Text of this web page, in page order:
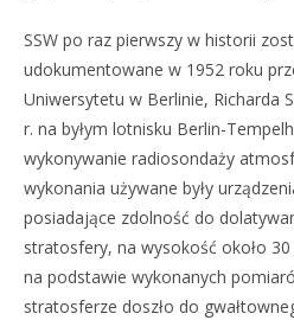
SSW po raz pierwszy w historii
udokumentowane w 1952 roku
Uniwersytetu w Berlinie, Richarda
r. na byłym lotnisku Berlin-
wykonywanie radiosondaży
wykonania używane były
posiadające zdolność do
stratosfery, na wysokość około
na podstawie wykonanych
stratosferze doszło do